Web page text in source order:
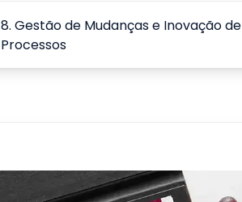
8.Gestão de Mudanças e Inovação de
Processos